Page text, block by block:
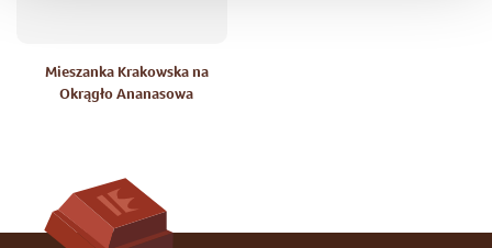
Mieszanka Krakowska na
Okrągło Ananasowa